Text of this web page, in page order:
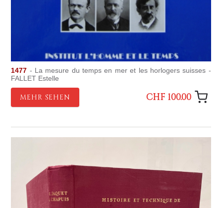
1477 - La mesure du temps en mer et les horlogers suisses -
FALLET Estelle
MEHR SEHEN CHF 100.00